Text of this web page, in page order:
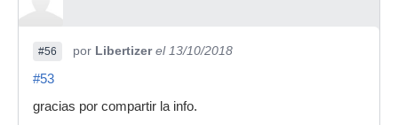
#56 por Libertizer el 13/10/2018
#53
gracias por compartir la info.